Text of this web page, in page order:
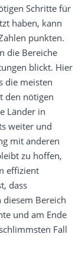
Schritte für
haben, kann
punkten.
die Bereiche
blickt. Hier
die meisten
den nötigen
Länder in
weiter und
mit anderen
zu hoffen,
effizient
dass
Bereich
und am Ende
Fall